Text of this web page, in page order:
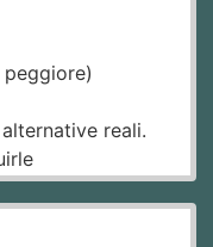
reali.